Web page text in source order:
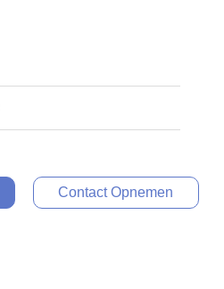
Contact Opnemen